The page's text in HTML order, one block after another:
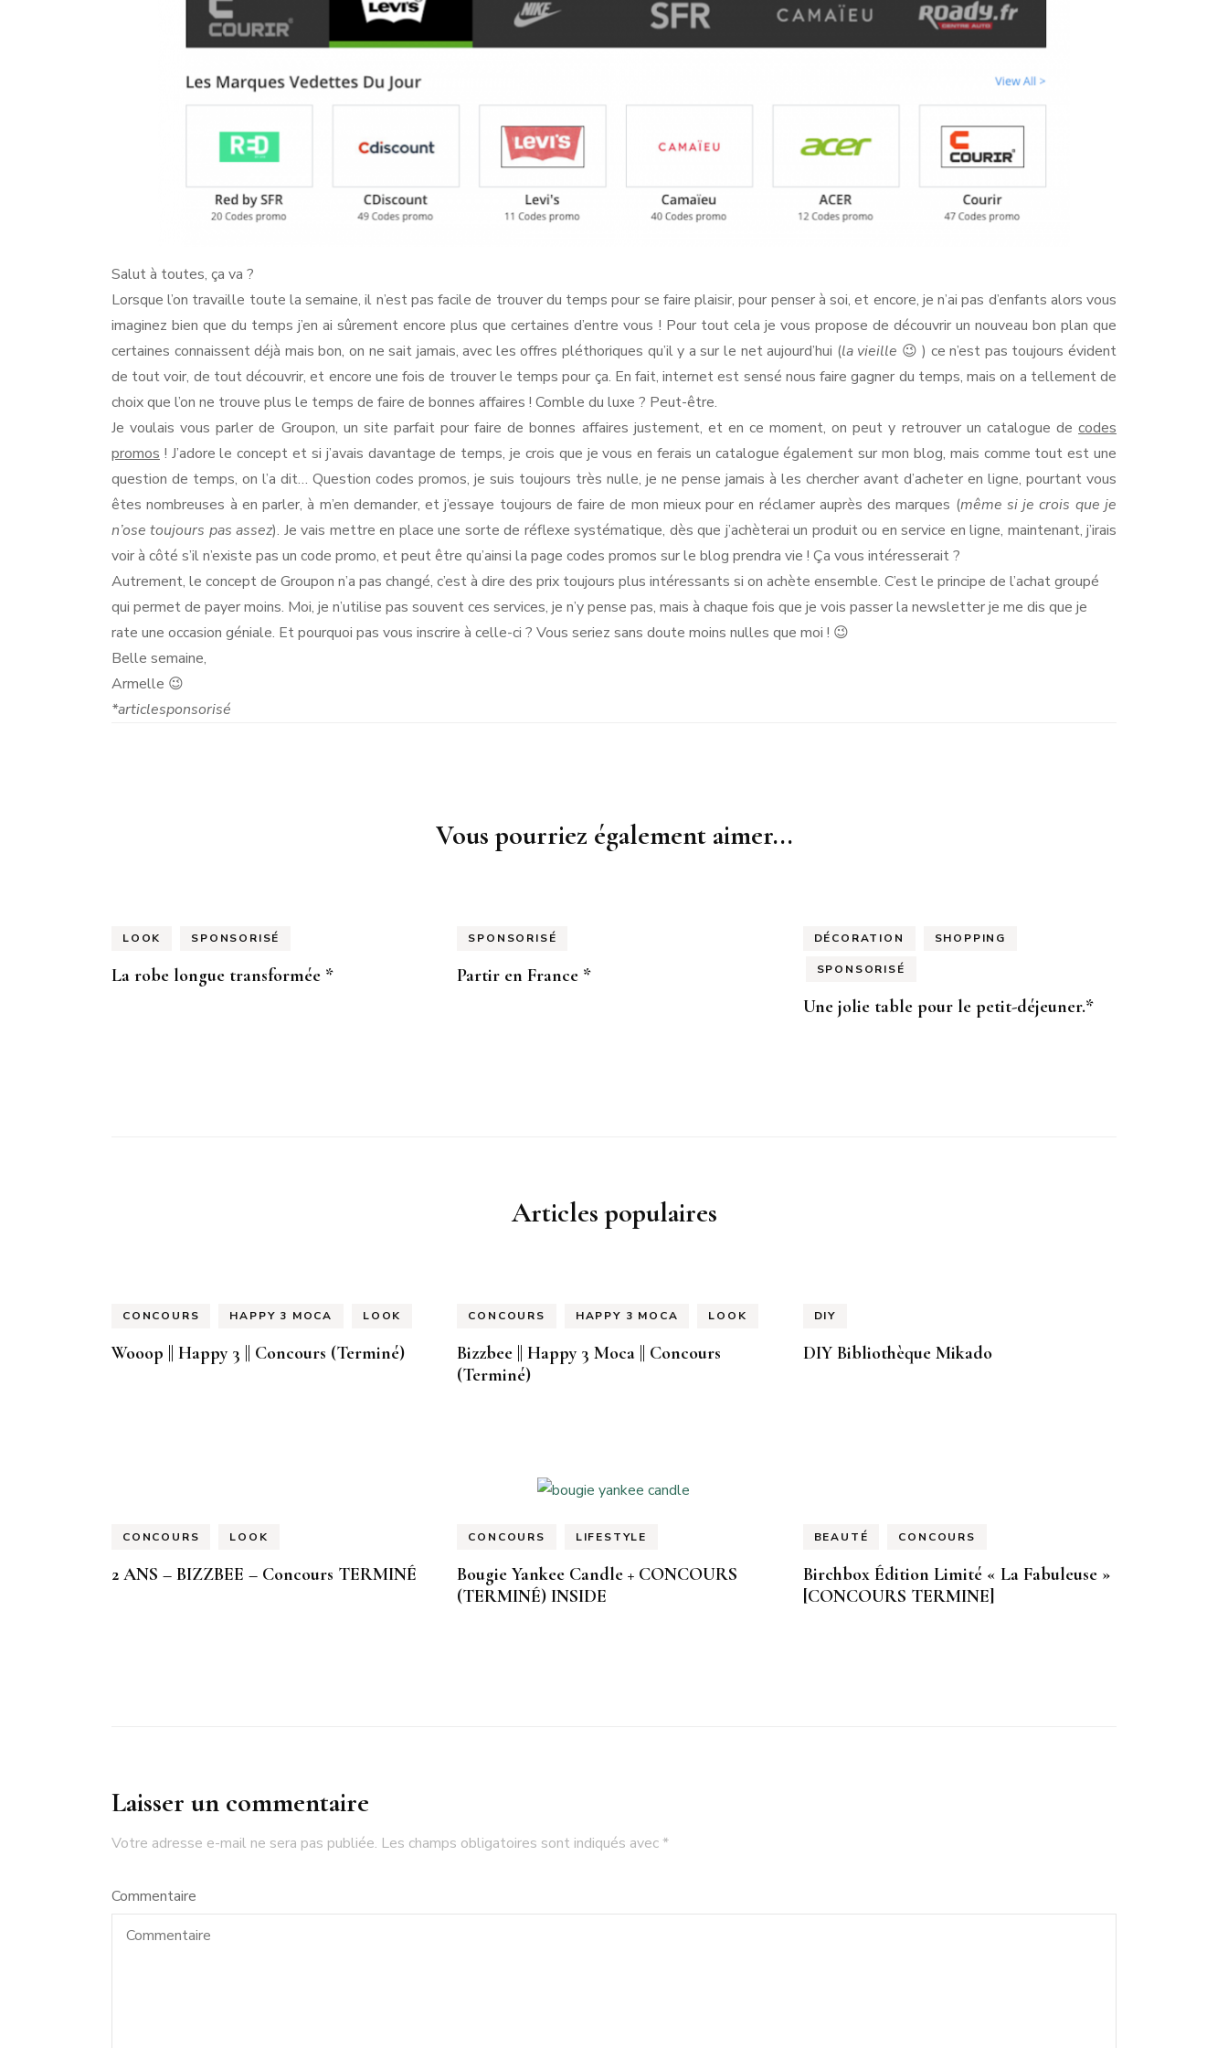
Salut à toutes, ça va ?
Lorsque l’on travaille toute la semaine, il n’est pas facile de trouver du temps pour se faire plaisir, pour penser à soi, et encore, je n’ai pas d’enfants alors vous
imaginez bien que du temps j’en ai sûrement encore plus que certaines d’entre vous ! Pour tout cela je vous propose de découvrir un nouveau bon plan que
certaines connaissent déjà mais bon, on ne sait jamais, avec les offres pléthoriques qu’il y a sur le net aujourd’hui (la vieille 😉 ) ce n’est pas toujours évident
de tout voir, de tout découvrir, et encore une fois de trouver le temps pour ça. En fait, internet est sensé nous faire gagner du temps, mais on a tellement de
choix que l’on ne trouve plus le temps de faire de bonnes affaires ! Comble du luxe ? Peut-être.
Je voulais vous parler de Groupon, un site parfait pour faire de bonnes affaires justement, et en ce moment, on peut y retrouver un catalogue de codes
promos ! J’adore le concept et si j’avais davantage de temps, je crois que je vous en ferais un catalogue également sur mon blog, mais comme tout est une
question de temps, on l’a dit… Question codes promos, je suis toujours très nulle, je ne pense jamais à les chercher avant d’acheter en ligne, pourtant vous
êtes nombreuses à en parler, à m’en demander, et j’essaye toujours de faire de mon mieux pour en réclamer auprès des marques (même si je crois que je
n’ose toujours pas assez). Je vais mettre en place une sorte de réflexe systématique, dès que j’achèterai un produit ou en service en ligne, maintenant, j’irais
voir à côté s’il n’existe pas un code promo, et peut être qu’ainsi la page codes promos sur le blog prendra vie ! Ça vous intéresserait ?
Autrement, le concept de Groupon n’a pas changé, c’est à dire des prix toujours plus intéressants si on achète ensemble. C’est le principe de l’achat groupé
qui permet de payer moins. Moi, je n’utilise pas souvent ces services, je n’y pense pas, mais à chaque fois que je vois passer la newsletter je me dis que je
rate une occasion géniale. Et pourquoi pas vous inscrire à celle-ci ? Vous seriez sans doute moins nulles que moi ! 😉
Belle semaine,
Armelle 😉
*articlesponsorisé
Vous pourriez également aimer...
LOOK SPONSORISÉ
La robe longue transformée *
SPONSORISÉ
Partir en France *
DÉCORATION SHOPPING
SPONSORISÉ
Une jolie table pour le petit-déjeuner.*
Articles populaires
CONCOURS HAPPY 3 MOCA LOOK
Wooop || Happy 3 || Concours (Terminé)
CONCOURS HAPPY 3 MOCA LOOK
Bizzbee || Happy 3 Moca || Concours
(Terminé)
DIY
DIY Bibliothèque Mikado
CONCOURS LOOK
2 ANS – BIZZBEE – Concours TERMINÉ
CONCOURS LIFESTYLE
Bougie Yankee Candle + CONCOURS
(TERMINÉ) INSIDE
BEAUTÉ CONCOURS
Birchbox Édition Limité « La Fabuleuse »
[CONCOURS TERMINE]
Laisser un commentaire
Votre adresse e-mail ne sera pas publiée. Les champs obligatoires sont indiqués avec*
Commentaire